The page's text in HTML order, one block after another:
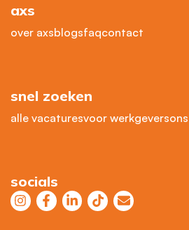
axs
over axsblogsfaqcontact
snel zoeken
alle vacaturesvoor werkgevers
socials